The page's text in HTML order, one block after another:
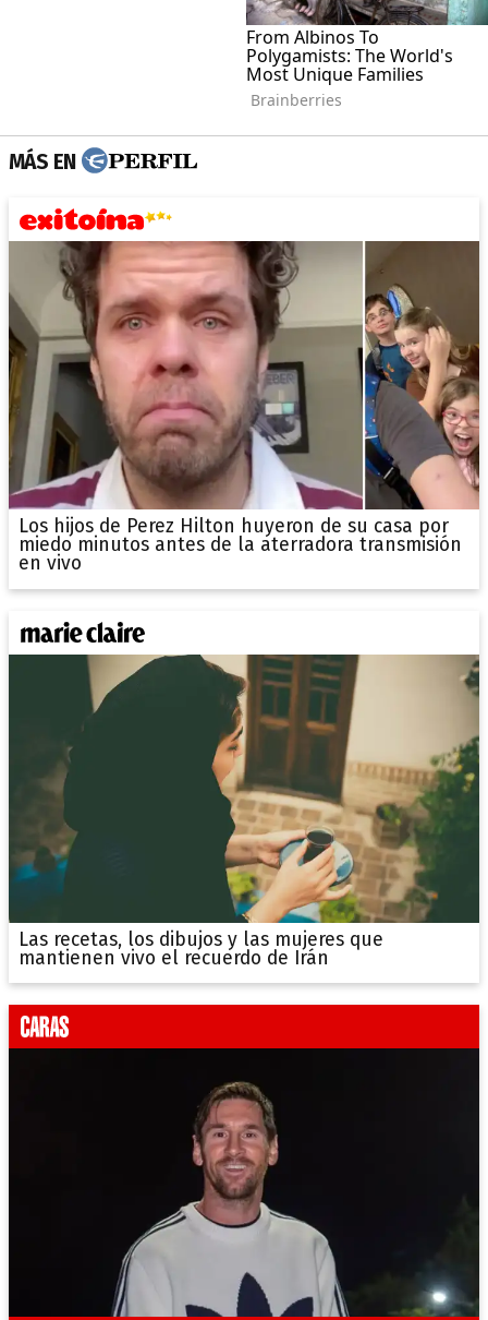
MÁS EN
Los hijos de Perez Hilton huyeron de su casa por
miedo minutos antes de la aterradora transmisión
en vivo
Las recetas, los dibujos y las mujeres que
mantienen vivo el recuerdo de Irán